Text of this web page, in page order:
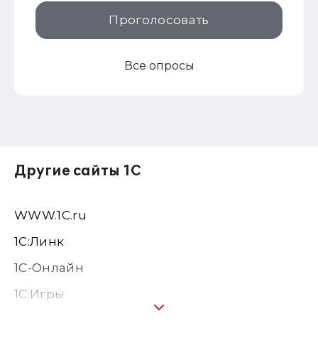
Проголосовать
Все опросы
Другие сайты 1С
WWW.1С.ru
1С:Линк
1С-Онлайн
1C:Игры